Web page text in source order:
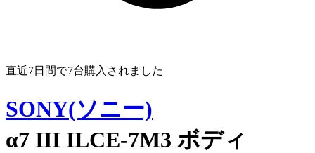
直近7日間で7台購入されました
SONY(ソニー)
α7 III ILCE-7M3 ボディ